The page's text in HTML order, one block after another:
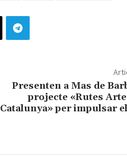
Presenten a Mas de
projecte «Rutes
Catalunya» per impulsar